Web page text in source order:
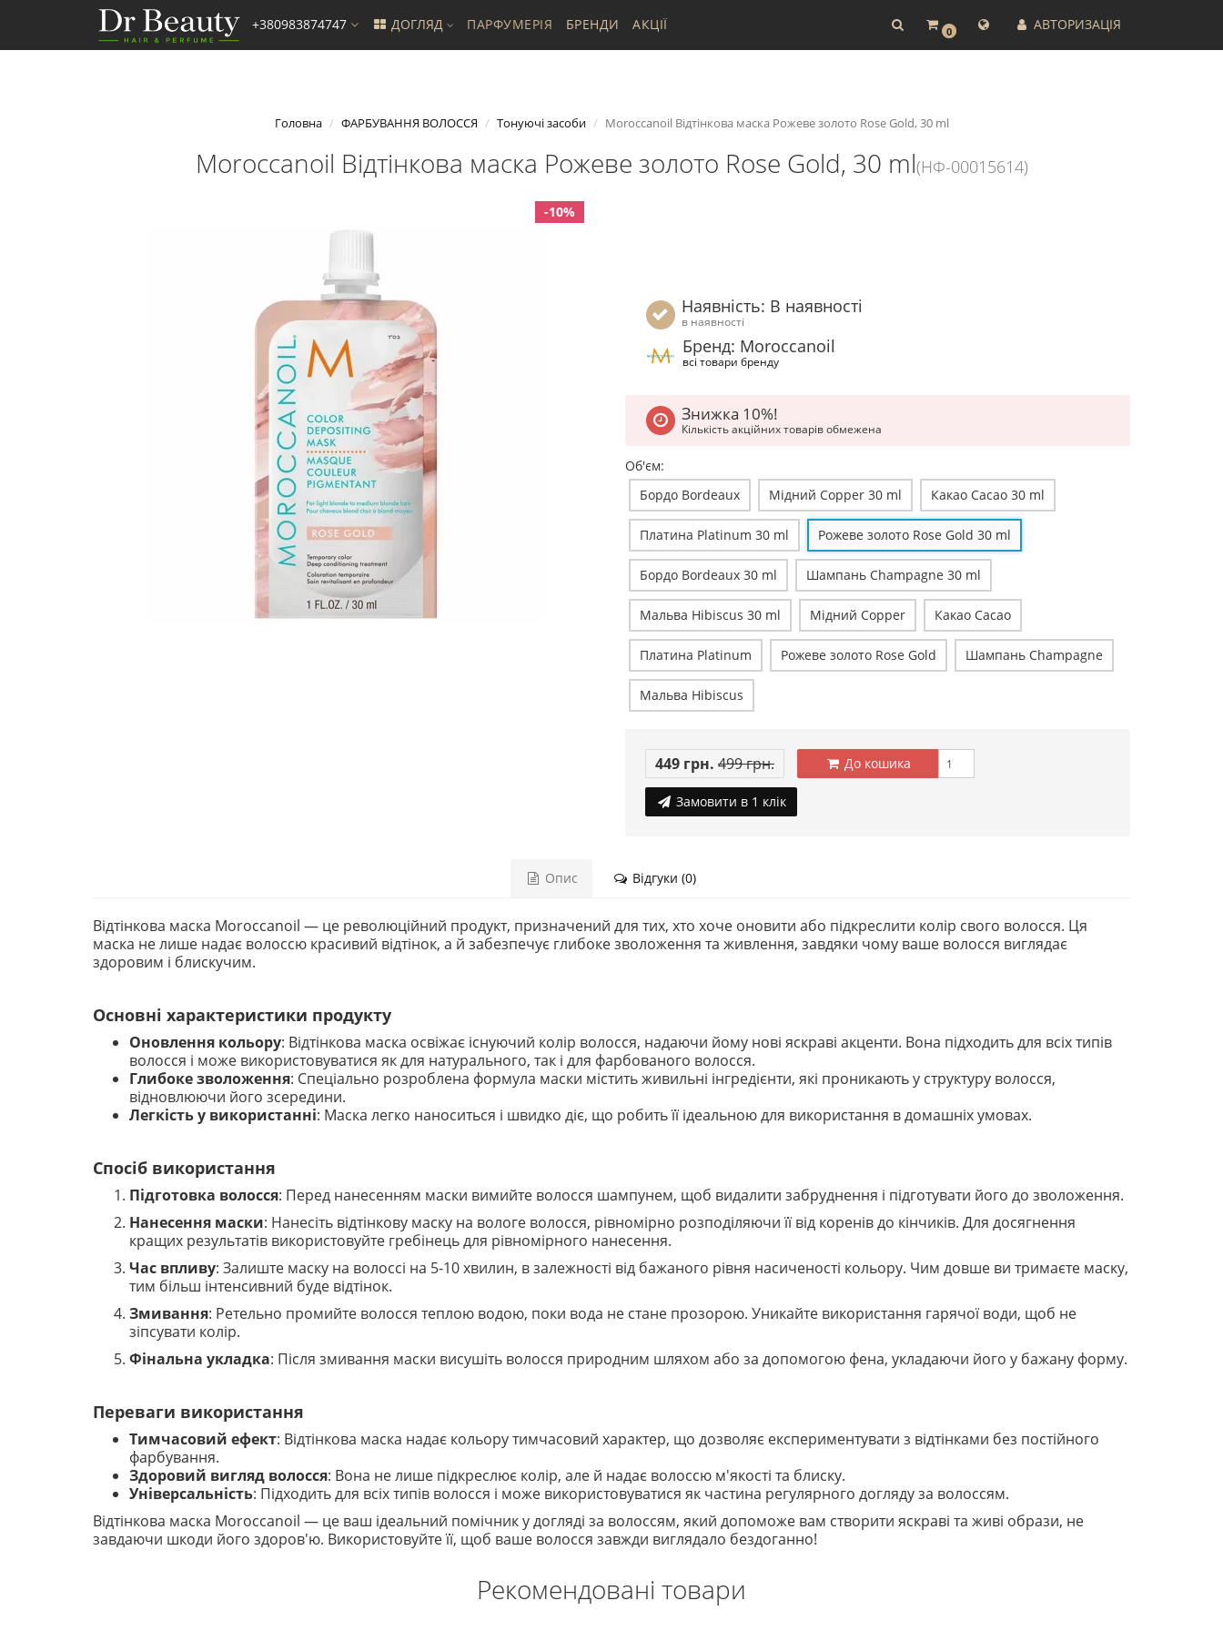
0 АВТОРИЗАЦІЯ
+380983874747 ДОГЛЯД ПАРФУМЕРІЯ БРЕНДИ АКЦІЇ
Головна ФАРБУВАННЯ ВОЛОССЯ Тонуючі засоби Moroccanoil Відтінкова маска Рожеве золото Rose Gold, 30 ml
Moroccanoil Відтінкова маска Рожеве золото Rose Gold, 30 ml(НФ-00015614)
-10%
Наявність: В наявності
в наявності
Бренд: Moroccanoil
всі товари бренду
Знижка 10%!
Кількість акційних товарів обмежена
Об'єм:
Бордо Bordeaux
Мідний Copper 30 ml Какао Cacao 30 ml
Платина Platinum 30 ml Рожеве золото Rose Gold 30 ml
Бордо Bordeaux 30 ml Шампань Champagne 30 ml
Мальва Hibiscus 30 ml Мідний Copper Какао Cacao
Платина Platinum Рожеве золото Rose Gold Шампань Champagne
Мальва Hibiscus
449 грн. 499 грн. До кошика
Замовити в 1 клік
Опис Відгуки (0)
Відтінкова маска Moroccanoil — це революційний продукт, призначений для тих, хто хоче оновити або підкреслити колір свого волосся. Ця
маска не лише надає волоссю красивий відтінок, а й забезпечує глибоке зволоження та живлення, завдяки чому ваше волосся виглядає
здоровим і блискучим.
Основні характеристики продукту
Оновлення кольору: Відтінкова маска освіжає існуючий колір волосся, надаючи йому нові яскраві акценти. Вона підходить для всіх типів
волосся і може використовуватися як для натурального, так і для фарбованого волосся.
Глибоке зволоження: Спеціально розроблена формула маски містить живильні інгредієнти, які проникають у структуру волосся,
відновлюючи його зсередини.
Легкість у використанні: Маска легко наноситься і швидко діє, що робить її ідеальною для використання в домашніх умовах.
Спосіб використання
Підготовка волосся: Перед нанесенням маски вимийте волосся шампунем, щоб видалити забруднення і підготувати його до зволоження.
Нанесення маски: Нанесіть відтінкову маску на вологе волосся, рівномірно розподіляючи її від коренів до кінчиків. Для досягнення
кращих результатів використовуйте гребінець для рівномірного нанесення.
Час впливу: Залиште маску на волоссі на 5-10 хвилин, в залежності від бажаного рівня насиченості кольору. Чим довше ви тримаєте маску,
тим більш інтенсивний буде відтінок.
Змивання: Ретельно промийте волосся теплою водою, поки вода не стане прозорою. Уникайте використання гарячої води, щоб не
зіпсувати колір.
Фінальна укладка: Після змивання маски висушіть волосся природним шляхом або за допомогою фена, укладаючи його у бажану форму.
Переваги використання
Тимчасовий ефект: Відтінкова маска надає кольору тимчасовий характер, що дозволяє експериментувати з відтінками без постійного
фарбування.
Здоровий вигляд волосся: Вона не лише підкреслює колір, але й надає волоссю м'якості та блиску.
Універсальність: Підходить для всіх типів волосся і може використовуватися як частина регулярного догляду за волоссям.
Відтінкова маска Moroccanoil — це ваш ідеальний помічник у догляді за волоссям, який допоможе вам створити яскраві та живі образи, не
завдаючи шкоди його здоров'ю. Використовуйте її, щоб ваше волосся завжди виглядало бездоганно!
Рекомендовані товари